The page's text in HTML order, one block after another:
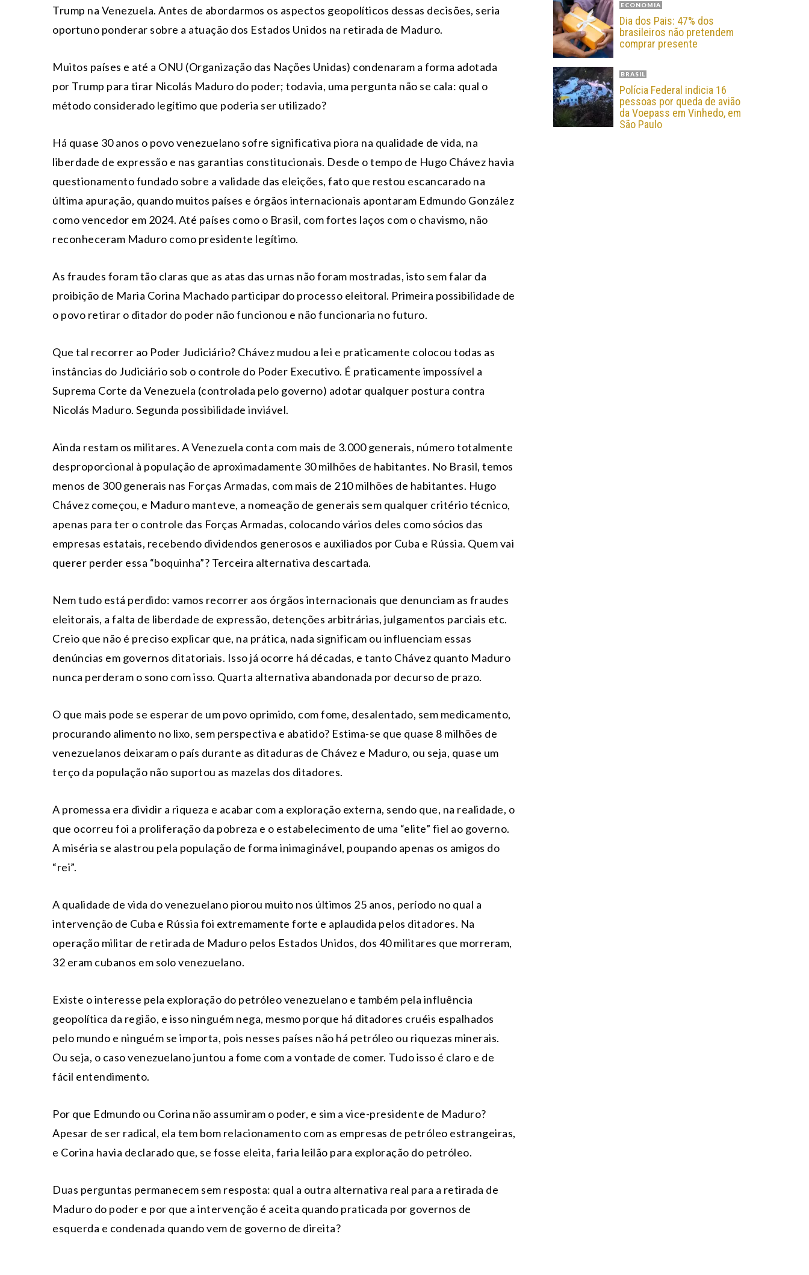
Trump na Venezuela. Antes de abordarmos os aspectos geopolíticos dessas decisões, seria
oportuno ponderar sobre a atuação dos Estados Unidos na retirada de Maduro.
Muitos países e até a ONU (Organização das Nações Unidas) condenaram a forma adotada
por Trump para tirar Nicolás Maduro do poder; todavia, uma pergunta não se cala: qual o
método considerado legítimo que poderia ser utilizado?
Há quase 30 anos o povo venezuelano sofre significativa piora na qualidade de vida, na
liberdade de expressão e nas garantias constitucionais. Desde o tempo de Hugo Chávez havia
questionamento fundado sobre a validade das eleições, fato que restou escancarado na
última apuração, quando muitos países e órgãos internacionais apontaram Edmundo González
como vencedor em 2024. Até países como o Brasil, com fortes laços com o chavismo, não
reconheceram Maduro como presidente legítimo.
As fraudes foram tão claras que as atas das urnas não foram mostradas, isto sem falar da
proibição de Maria Corina Machado participar do processo eleitoral. Primeira possibilidade de
o povo retirar o ditador do poder não funcionou e não funcionaria no futuro.
Que tal recorrer ao Poder Judiciário? Chávez mudou a lei e praticamente colocou todas as
instâncias do Judiciário sob o controle do Poder Executivo. É praticamente impossível a
Suprema Corte da Venezuela (controlada pelo governo) adotar qualquer postura contra
Nicolás Maduro. Segunda possibilidade inviável.
Ainda restam os militares. A Venezuela conta com mais de 3.000 generais, número totalmente
desproporcional à população de aproximadamente 30 milhões de habitantes. No Brasil, temos
menos de 300 generais nas Forças Armadas, com mais de 210 milhões de habitantes. Hugo
Chávez começou, e Maduro manteve, a nomeação de generais sem qualquer critério técnico,
apenas para ter o controle das Forças Armadas, colocando vários deles como sócios das
empresas estatais, recebendo dividendos generosos e auxiliados por Cuba e Rússia. Quem vai
querer perder essa “boquinha”? Terceira alternativa descartada.
Nem tudo está perdido: vamos recorrer aos órgãos internacionais que denunciam as fraudes
eleitorais, a falta de liberdade de expressão, detenções arbitrárias, julgamentos parciais etc.
Creio que não é preciso explicar que, na prática, nada significam ou influenciam essas
denúncias em governos ditatoriais. Isso já ocorre há décadas, e tanto Chávez quanto Maduro
nunca perderam o sono com isso. Quarta alternativa abandonada por decurso de prazo.
O que mais pode se esperar de um povo oprimido, com fome, desalentado, sem medicamento,
procurando alimento no lixo, sem perspectiva e abatido? Estima-se que quase 8 milhões de
venezuelanos deixaram o país durante as ditaduras de Chávez e Maduro, ou seja, quase um
terço da população não suportou as mazelas dos ditadores.
A promessa era dividir a riqueza e acabar com a exploração externa, sendo que, na realidade, o
que ocorreu foi a proliferação da pobreza e o estabelecimento de uma “elite” fiel ao governo.
A miséria se alastrou pela população de forma inimaginável, poupando apenas os amigos do
“rei”.
A qualidade de vida do venezuelano piorou muito nos últimos 25 anos, período no qual a
intervenção de Cuba e Rússia foi extremamente forte e aplaudida pelos ditadores. Na
operação militar de retirada de Maduro pelos Estados Unidos, dos 40 militares que morreram,
32 eram cubanos em solo venezuelano.
Existe o interesse pela exploração do petróleo venezuelano e também pela influência
geopolítica da região, e isso ninguém nega, mesmo porque há ditadores cruéis espalhados
pelo mundo e ninguém se importa, pois nesses países não há petróleo ou riquezas minerais.
Ou seja, o caso venezuelano juntou a fome com a vontade de comer. Tudo isso é claro e de
fácil entendimento.
Por que Edmundo ou Corina não assumiram o poder, e sim a vice-presidente de Maduro?
Apesar de ser radical, ela tem bom relacionamento com as empresas de petróleo estrangeiras,
e Corina havia declarado que, se fosse eleita, faria leilão para exploração do petróleo.
Duas perguntas permanecem sem resposta: qual a outra alternativa real para a retirada de
Maduro do poder e por que a intervenção é aceita quando praticada por governos de
esquerda e condenada quando vem de governo de direita?
ECONOMIA
Dia dos Pais: 47% dos
brasileiros não pretendem
comprar presente
BRASIL
Polícia Federal indicia 16
pessoas por queda de avião
da Voepass em Vinhedo, em
São Paulo